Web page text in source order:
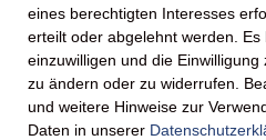
Pflege, die das natürliche
sorgt.
durch eine biologisch
eines berechtigten Interesses
erteilt oder abgelehnt werden.
einzuwilligen und die
zu ändern oder zu widerrufen.
und weitere Hinweise zur
Daten in unserer